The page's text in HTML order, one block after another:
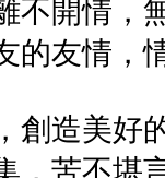
不開情，
的友情，
創造美好
，苦不堪